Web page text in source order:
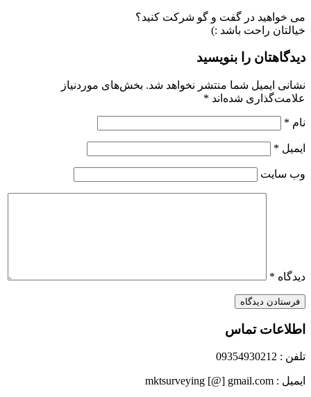
می خواهید در گفت و گو شرکت کنید؟
خیالتان راحت باشد :)
دیدگاهتان را بنویسید
نشانی ایمیل شما منتشر نخواهد شد. بخش‌های موردنیاز
علامت‌گذاری شده‌اند *
نام *
ایمیل *
وب‌ سایت
دیدگاه *
اطلاعات تماس
تلفن : 09354930212
ایمیل : mktsurveying [@] gmail.com